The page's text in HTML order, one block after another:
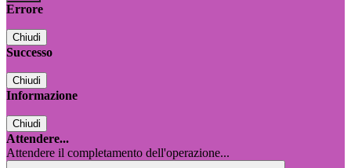
Errore
Chiudi
Successo
Chiudi
Informazione
Chiudi
Attendere...
Attendere il completamento dell'operazione...